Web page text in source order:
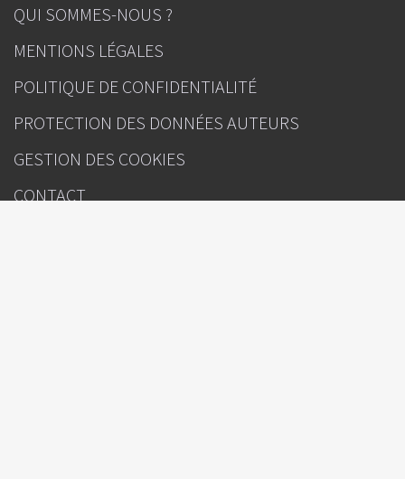
QUI SOMMES-NOUS ?
MENTIONS LÉGALES
POLITIQUE DE CONFIDENTIALITÉ
PROTECTION DES DONNÉES AUTEURS
GESTION DES COOKIES
CONTACT